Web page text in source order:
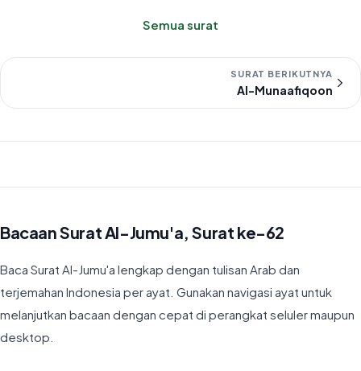
Semua surat
SURAT BERIKUTNYA
Al-Munaafiqoon
Bacaan Surat Al-Jumu'a, Surat ke-62
Baca Surat Al-Jumu'a lengkap dengan tulisan Arab dan
terjemahan Indonesia per ayat. Gunakan navigasi ayat untuk
melanjutkan bacaan dengan cepat di perangkat seluler maupun
desktop.